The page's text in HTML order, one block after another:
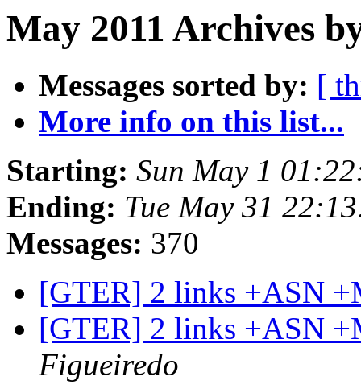
May 2011 Archives
Messages sorted by: [
More info on this list...
Starting: Sun May 1
Ending: Tue May 31
Messages: 370
[GTER] 2 links +ASN
[GTER] 2 links +ASN
Figueiredo